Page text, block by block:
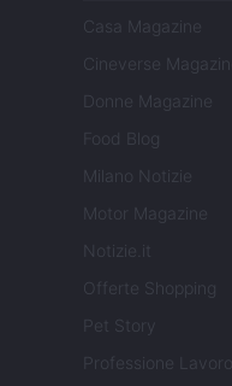
Casa Magazine
Cineverse Magazine
Donne Magazine
Food Blog
Milano Notizie
Motor Magazine
Notizie.it
Offerte Shopping
Pet Story
Professione Lavoro